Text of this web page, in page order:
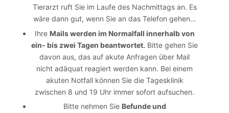
Tierarzt ruft Sie im Laufe des Nachmittags an. Es
wäre dann gut, wenn Sie an das Telefon gehen…
Ihre Mails werden im Normalfall innerhalb von
ein- bis zwei Tagen beantwortet. Bitte gehen Sie
davon aus, das auf akute Anfragen über Mail
nicht adäquat reagiert werden kann. Bei einem
akuten Notfall können Sie die Tagesklinik
zwischen 8 und 19 Uhr immer sofort aufsuchen.
Bitte nehmen Sie Befunde und